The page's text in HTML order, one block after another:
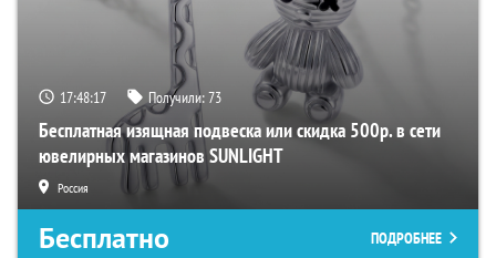
17:48:16 Получили:73
Бесплатная изящная подвеска или скидка 500р. в сети
ювелирных магазинов SUNLIGHT
Россия
Бесплатно ПОДРОБНЕЕ